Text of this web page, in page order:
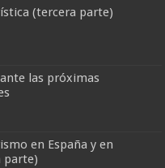
(tercera parte)
las próximas
en España y en
parte)